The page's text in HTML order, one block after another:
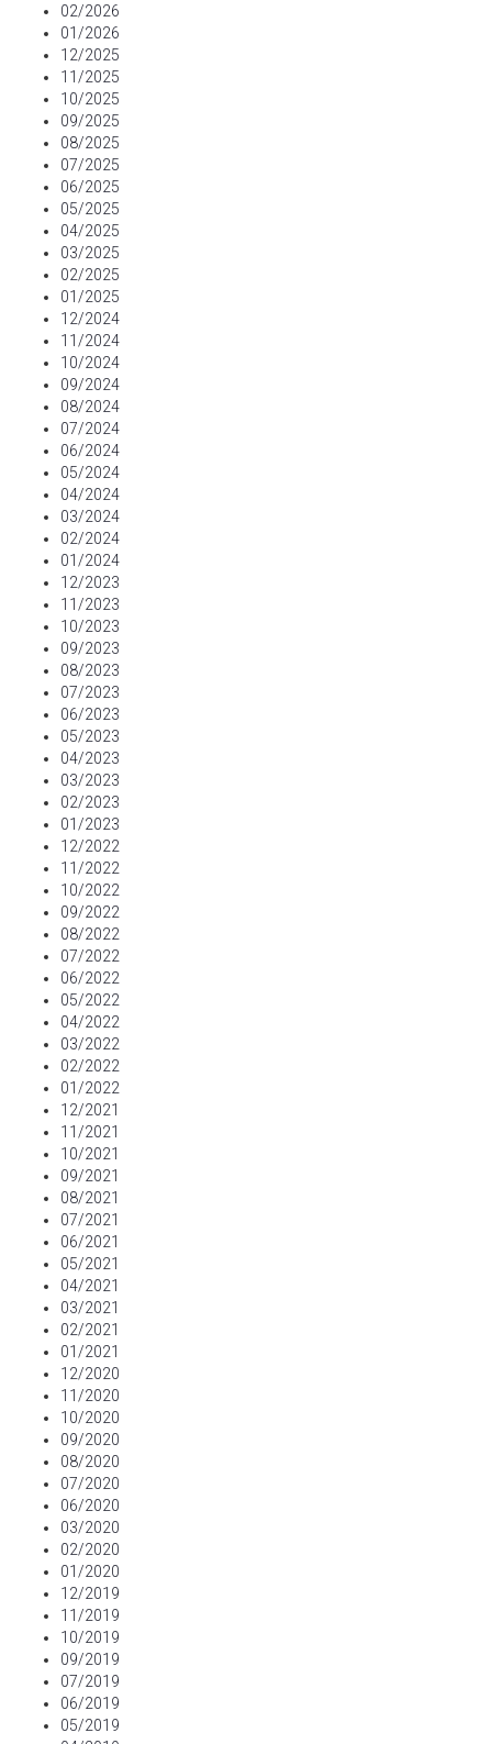
02/2026
01/2026
12/2025
11/2025
10/2025
09/2025
08/2025
07/2025
06/2025
05/2025
04/2025
03/2025
02/2025
01/2025
12/2024
11/2024
10/2024
09/2024
08/2024
07/2024
06/2024
05/2024
04/2024
03/2024
02/2024
01/2024
12/2023
11/2023
10/2023
09/2023
08/2023
07/2023
06/2023
05/2023
04/2023
03/2023
02/2023
01/2023
12/2022
11/2022
10/2022
09/2022
08/2022
07/2022
06/2022
05/2022
04/2022
03/2022
02/2022
01/2022
12/2021
11/2021
10/2021
09/2021
08/2021
07/2021
06/2021
05/2021
04/2021
03/2021
02/2021
01/2021
12/2020
11/2020
10/2020
09/2020
08/2020
07/2020
06/2020
03/2020
02/2020
01/2020
12/2019
11/2019
10/2019
09/2019
07/2019
06/2019
05/2019